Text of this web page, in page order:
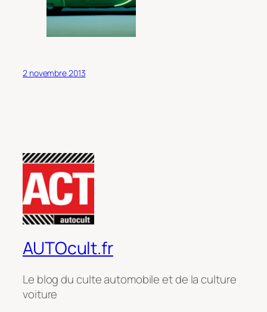
2 novembre 2013
AUTOcult.fr
Le blog du culte automobile et de la culture
voiture